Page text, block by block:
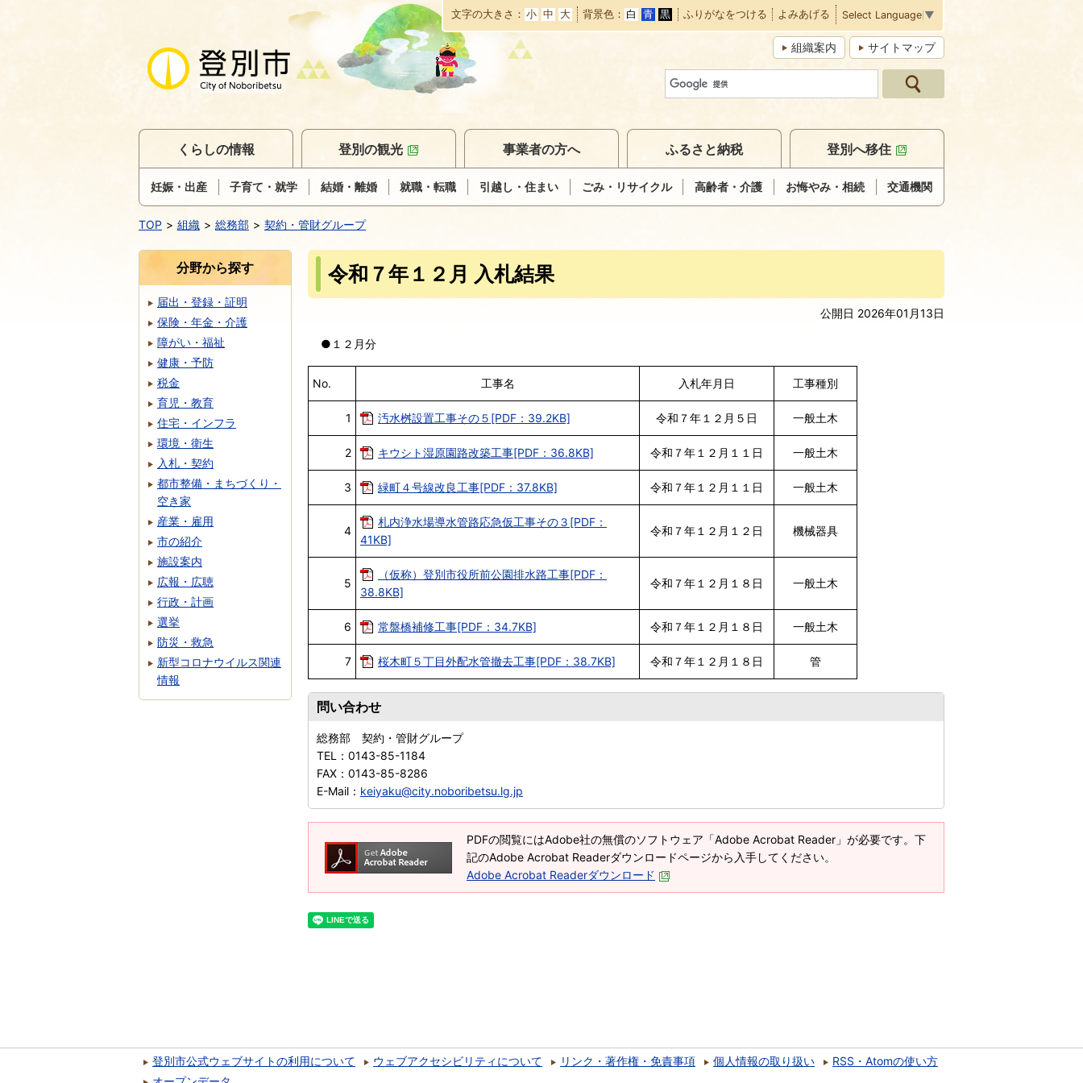
本
文
へ
移
動
文字の大きさ 小 中 大 背景色 白 青 黒 ふりがなをつける よみあげる Select Language ▼
組織案内 サイトマップ
くらしの情報
妊娠・出産 子育て・就学 結婚・離婚 就職・転職 引越し・住まい ごみ・リサイクル 高齢者・介護 お悔やみ・相続 交通機関
登別の観光 事業者の方へ ふるさと納税 登別へ移住
TOP 組織 総務部 契約・管財グループ
令和７年１２月 入札結果
公開日 2026年01月13日
●１２月分
No. 工事名 入札年月日 工事種別
1 汚水桝設置工事その５[PDF：39.2KB] 令和７年１２月５日 一般土木
2 キウシト湿原園路改築工事[PDF：36.8KB] 令和７年１２月１１日 一般土木
3 緑町４号線改良工事[PDF：37.8KB] 令和７年１２月１１日 一般土木
4
札内浄水場導水管路応急仮工事その３[PDF：
41KB]
令和７年１２月１２日 機械器具
5
（仮称）登別市役所前公園排水路工事[PDF：
38.8KB]
令和７年１２月１８日 一般土木
6 常盤橋補修工事[PDF：34.7KB] 令和７年１２月１８日 一般土木
7 桜木町５丁目外配水管撤去工事[PDF：38.7KB] 令和７年１２月１８日 管
問い合わせ
総務部 契約・管財グループ
TEL： 0143-85-1184
FAX： 0143-85-8286
E-Mail： keiyaku@city.noboribetsu.lg.jp
PDFの閲覧にはAdobe社の無償のソフトウェア「Adobe Acrobat Reader」が必要です。下
記のAdobe Acrobat Readerダウンロードページから入手してください。
Adobe Acrobat Readerダウンロード
分野から探す
届出・登録・証明
保険・年金・介護
障がい・福祉
健康・予防
税金
育児・教育
住宅・インフラ
環境・衛生
入札・契約
都市整備・まちづくり・
空き家
産業・雇用
市の紹介
施設案内
広報・広聴
行政・計画
選挙
防災・救急
新型コロナウイルス関連
情報
登別市公式ウェブサイトの利用について ウェブアクセシビリティについて リンク・著作権・免責事項 個人情報の取り扱い
RSS・Atomの使い方